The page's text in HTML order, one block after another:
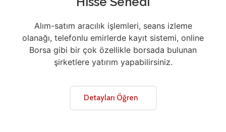
Alım-satım aracılık işlemleri, seans izleme
olanağı, telefonlu emirlerde kayıt sistemi, online
Borsa gibi bir çok özellikle borsada bulunan
şirketlere yatırım yapabilirsiniz.
Detayları Öğren